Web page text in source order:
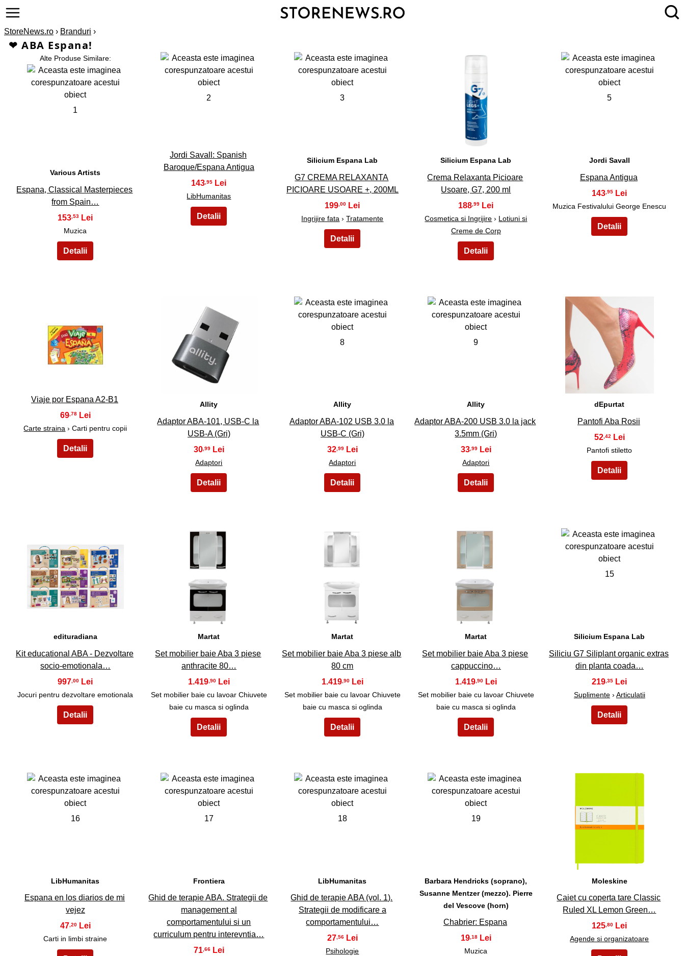
StoreNews.ro › Branduri ›
❤ ABA Espana!
Alte Produse Similare:
1
Various Artists
Espana, Classical Masterpieces
from Spain…
153,53
Muzica
2
Jordi Savall: Spanish
Baroque/Espana Antigua
143 ,95
LibHumanitas
3
Silicium Espana Lab
G7 CREMA RELAXANTA
PICIOARE USOARE +, 200ML
199,00
Ingrijire fata ›Tratamente
4
Silicium Espana Lab
Crema Relaxanta Picioare
Usoare, G7, 200 ml
188,99
Cosmetica si Ingrijire › Lotiuni si
Creme de Corp
5
Jordi Savall
Espana Antigua
143,95
Muzica Festivalului George Enescu
6
Viaje por Espana A2-B1
69,78
Carte straina › Carti pentru copii
7
Allity
Adaptor ABA-101, USB-C la
USB-A (Gri)
30,99
Adaptori
8
Allity
Adaptor ABA-102 USB 3.0 la
USB-C (Gri)
32 ,99
Adaptori
9
Allity
Adaptor ABA-200 USB 3.0 la jack
3.5mm (Gri)
33 ,99
Adaptori
10
dEpurtat
Pantofi Aba Rosii
52 ,42
Pantofi stiletto
11
edituradiana
Kit educational ABA - Dezvoltare
socio-emotionala…
997 ,00
Jocuri pentru dezvoltare emotionala
Martat
Set mobilier baie Aba 3 piese
anthracite 80…
1.419,90
Set mobilier baie cu lavoar Chiuvete
baie cu masca si oglinda
Martat
Set mobilier baie Aba 3 piese alb
80 cm
1.419,90
Set mobilier baie cu lavoar Chiuvete
baie cu masca si oglinda
Martat
Set mobilier baie Aba 3 piese
cappuccino…
1.419,90
Set mobilier baie cu lavoar Chiuvete
baie cu masca si oglinda
15
Silicium Espana Lab
Siliciu G7 Siliplant organic extras
din planta coada…
219 ,35
Suplimente› Articulatii
16
LibHumanitas
Espana en los diarios de mi
vejez
47,20
Carti in limbi straine
17
Frontiera
Ghid de terapie ABA. Strategii de
management al
comportamentului si un
curriculum pentru interevntia…
71,66
18
LibHumanitas
Ghid de terapie ABA (vol. 1).
Strategii de modificare a
comportamentului…
27,56
Psihologie
19
Barbara Hendricks (soprano),
Susanne Mentzer (mezzo). Pierre
del Vescove (horn)
Chabrier: Espana
19,18
Muzica
20
Moleskine
Caiet cu coperta tare Classic
Ruled XL Lemon Green…
125,80
Agende si organizatoare